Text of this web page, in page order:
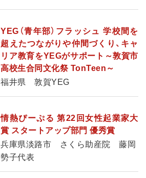
YEG（青年部）フラッシュ 学校間を
超えたつながりや仲間づくり、キャ
リア教育をYEGがサポート～敦賀市
高校生合同文化祭 TonTeen～
福井県 敦賀YEG
情熱ぴーぷる 第22回女性起業家大
賞 スタートアップ部門 優秀賞
兵庫県淡路市 さくら助産院 藤岡
勢子代表